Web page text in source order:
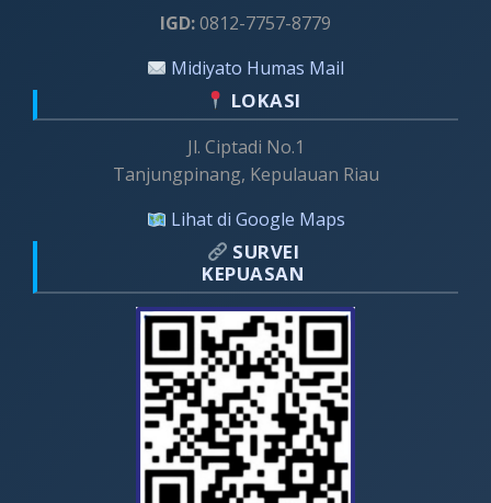
IGD:0812-7757-8779
Midiyato Humas Mail
LOKASI
Jl. Ciptadi No.1
Tanjungpinang, Kepulauan Riau
Lihat di Google Maps
SURVEI
KEPUASAN